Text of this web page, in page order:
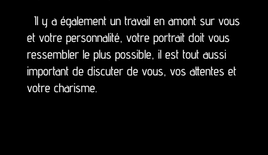
Il y a également un travail en amont sur vous
et votre personnalité, votre portrait doit vous
ressembler le plus possible, il est tout aussi
important de discuter de vous, vos attentes et
votre charisme.